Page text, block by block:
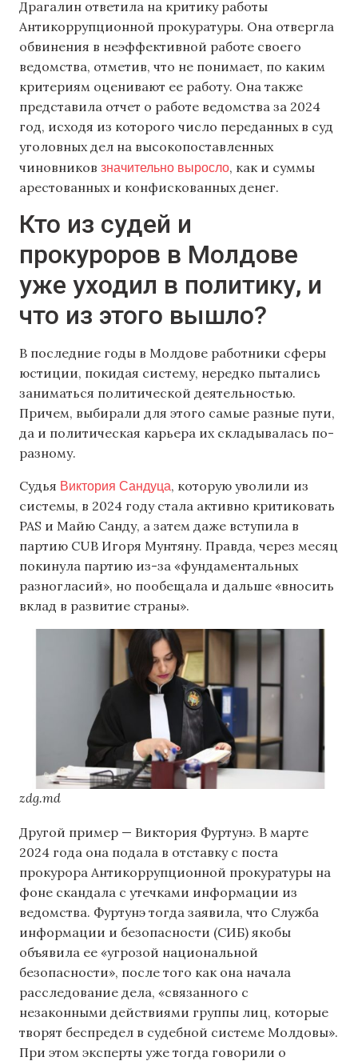
Драгалин ответила на критику работы
Антикоррупционной прокуратуры. Она отвергла
обвинения в неэффективной работе своего
ведомства, отметив, что не понимает, по каким
критериям оценивают ее работу. Она также
представила отчет о работе ведомства за 2024
год, исходя из которого число переданных в суд
уголовных дел на высокопоставленных
чиновников значительно выросло, как и суммы
арестованных и конфискованных денег.
Кто из судей и
прокуроров в Молдове
уже уходил в политику, и
что из этого вышло?
В последние годы в Молдове работники сферы
юстиции, покидая систему, нередко пытались
заниматься политической деятельностью.
Причем, выбирали для этого самые разные пути,
да и политическая карьера их складывалась по-
разному.
Судья Виктория Сандуца, которую уволили из
системы, в 2024 году стала активно критиковать
PAS и Майю Санду, а затем даже вступила в
партию CUB Игоря Мунтяну. Правда, через месяц
покинула партию из-за «фундаментальных
разногласий», но пообещала и дальше «вносить
вклад в развитие страны».
zdg.md
Другой пример — Виктория Фуртунэ. В марте
2024 года она подала в отставку с поста
прокурора Антикоррупционной прокуратуры на
фоне скандала с утечками информации из
ведомства. Фуртунэ тогда заявила, что Служба
информации и безопасности (СИБ) якобы
объявила ее «угрозой национальной
безопасности», после того как она начала
расследование дела, «связанного с
незаконными действиями группы лиц, которые
творят беспредел в судебной системе Молдовы».
При этом эксперты уже тогда говорили о